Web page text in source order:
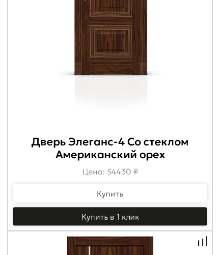
Дверь Элеганс-4 Со стеклом
Американский орех
Цена: 54430 ₽
Купить
Купить в 1 клик